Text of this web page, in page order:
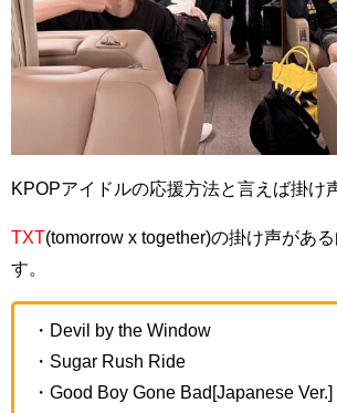
KPOPアイドルの応援方法と言えば掛け
TXT(tomorrow x together)の掛け声があ
す。
・Devil by the Window
・Sugar Rush Ride
・Good Boy Gone Bad[Japanese